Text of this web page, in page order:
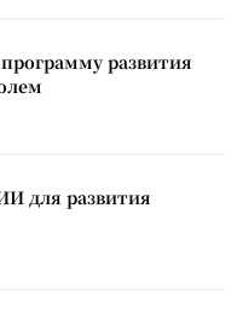
развития
для развития